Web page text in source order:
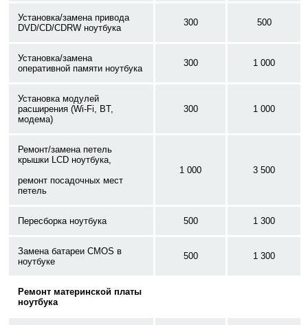
Установка/замена привода
DVD/CD/CDRW ноутбука
300 500
Установка/замена
оперативной памяти ноутбука
300 1 000
Установка модулей
расширения (Wi-Fi, BT,
модема)
300 1 000
Ремонт/замена петель
крышки LCD ноутбука,
ремонт посадочных мест
петель
1 000 3 500
Пересборка ноутбука 500 1 300
Замена батареи CMOS в
ноутбуке
500 1 300
Ремонт материнской платы
ноутбука